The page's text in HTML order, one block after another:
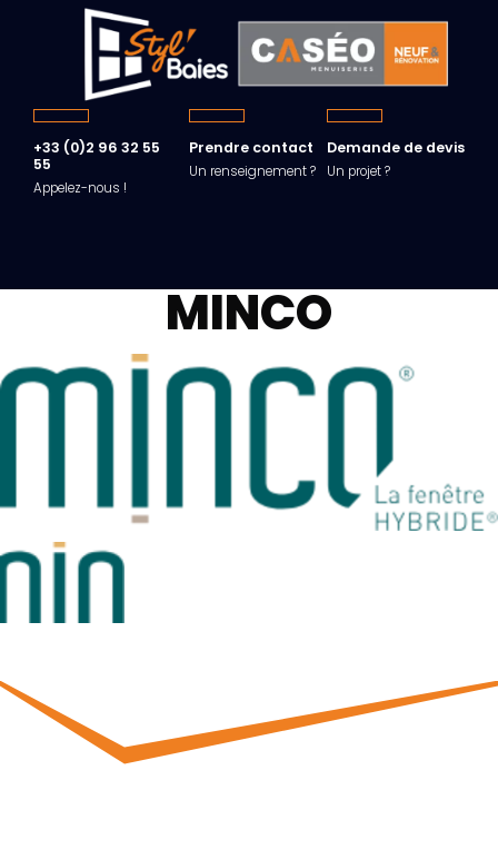
+33 (0)2 96 32 55
55
Appelez-nous !
Prendre contact
Un renseignement ?
Demande de devis
Un projet ?
MINCO